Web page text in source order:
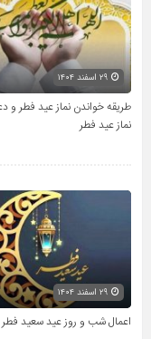
طریقه خواندن نماز عید فطر و
نماز عید فطر
اعمال شب و روز عید سعید فطر